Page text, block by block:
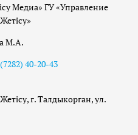
Медиа» ГУ «Управление
М.А.
40-20-43
г. Талдыкорган, ул.